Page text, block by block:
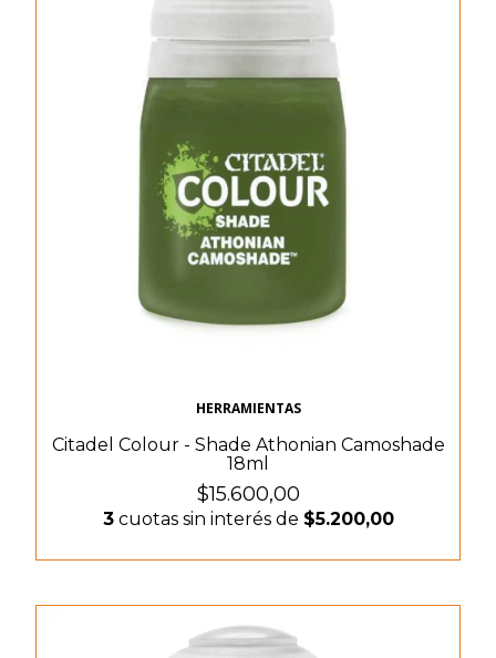
HERRAMIENTAS
Citadel Colour - Shade Athonian Camoshade
18ml
$15.600,00
3cuotas sin interés de $5.200,00